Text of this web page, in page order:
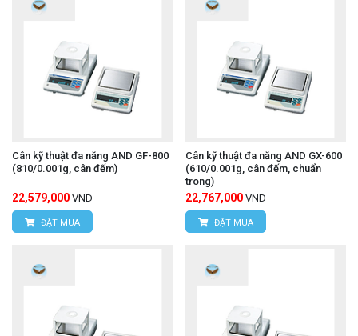
Cân kỹ thuật đa năng AND GF-800
(810/0.001g, cân đếm)
22,579,000 VND
ĐẶT MUA
Cân kỹ thuật đa năng AND GX-600
(610/0.001g, cân đếm, chuẩn
trong)
22,767,000 VND
ĐẶT MUA